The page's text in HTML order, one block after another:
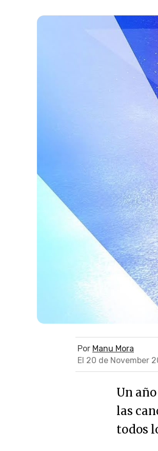
Por Manu Mora
El 20 de November
Un
las
todos